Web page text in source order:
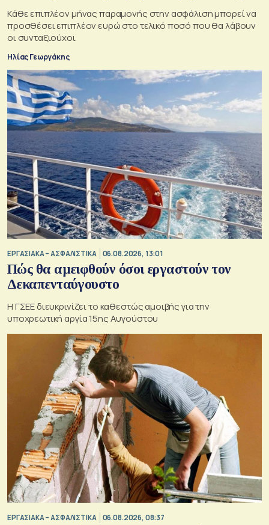
Κάθε επιπλέον μήνας παραμονής στην ασφάλιση μπορεί να
προσθέσει επιπλέον ευρώ στο τελικό ποσό που θα λάβουν
οι συνταξιούχοι
Ηλίας Γεωργάκης
ΕΡΓΑΣΙΑΚΑ – ΑΣΦΑΛΙΣΤΙΚΑ 06.08.2026, 13:01
Πώς θα αμειφθούν όσοι εργαστούν τον
Δεκαπενταύγουστο
Η ΓΣΕΕ διευκρινίζει το καθεστώς αμοιβής για την
υποχρεωτική αργία 15ης Αυγούστου
ΕΡΓΑΣΙΑΚΑ – ΑΣΦΑΛΙΣΤΙΚΑ 06.08.2026, 08:37